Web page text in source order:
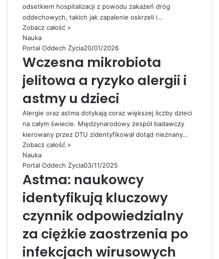
odsetkiem hospitalizacji z powodu zakażeń dróg
oddechowych, takich jak zapalenie oskrzeli i…
Zobacz całość »
Nauka
Portal Oddech Życia20/01/2026
Wczesna mikrobiota
jelitowa a ryzyko alergii i
astmy u dzieci
Alergie oraz astma dotykają coraz większej liczby dzieci
na całym świecie. Międzynarodowy zespół badawczy
kierowany przez DTU zidentyfikował dotąd nieznany…
Zobacz całość »
Nauka
Portal Oddech Życia03/11/2025
Astma: naukowcy
identyfikują kluczowy
czynnik odpowiedzialny
za ciężkie zaostrzenia po
infekcjach wirusowych